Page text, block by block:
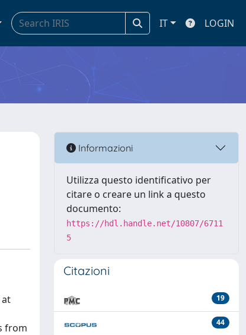
IT LOGIN
at
from
Informazioni
Utilizza questo identificativo per
citare o creare un link a questo
documento:
https://hdl.handle.net/10807/6711
5
Citazioni
19
44